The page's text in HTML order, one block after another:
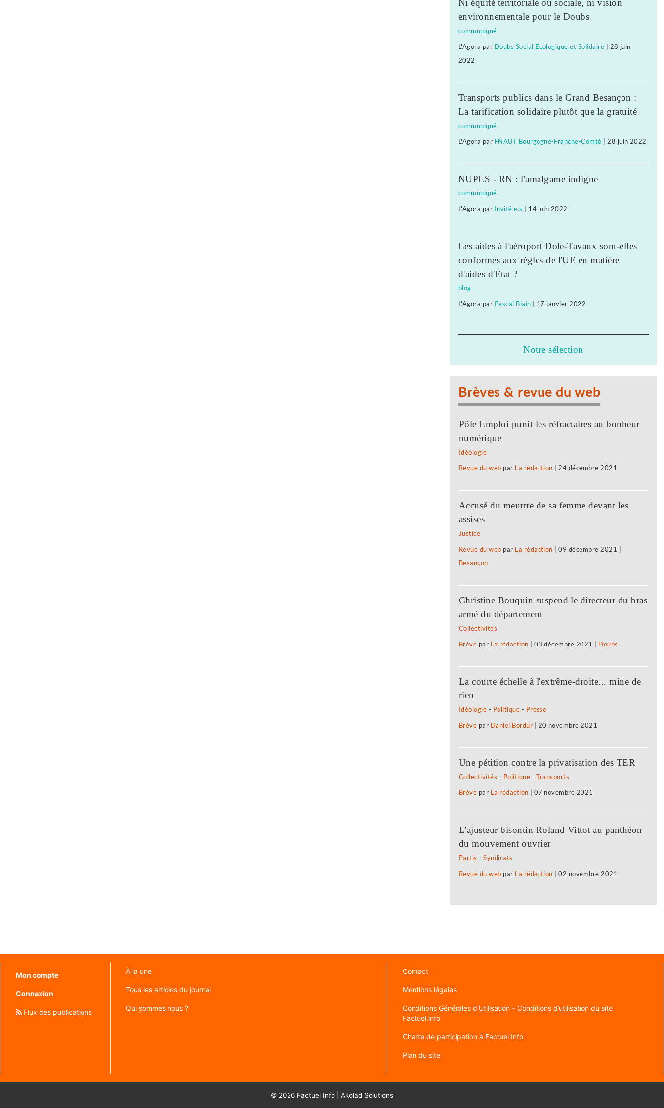
Ni équité territoriale ou sociale, ni vision
environnementale pour le Doubs
communiqué
L'Agora par Doubs Social Ecologique et Solidaire
28 juin
2022
Transports publics dans le Grand Besançon :
La tarification solidaire plutôt que la gratuité
communiqué
L'Agora par FNAUT Bourgogne-Franche-Comté 28 juin 2022
NUPES - RN : l'amalgame indigne
communiqué
L'Agora par Invité.e.s 14 juin 2022
Les aides à l'aéroport Dole-Tavaux sont-elles
conformes aux règles de l'UE en matière
d'aides d'État ?
blog
L'Agora par Pascal Blain 17 janvier 2022
Notre sélection
Brèves & revue du web
Pôle Emploi punit les réfractaires au bonheur
numérique
Idéologie
Revue du web par La rédaction 24 décembre 2021
Accusé du meurtre de sa femme devant les
assises
Justice
Revue du web par La rédaction |09 décembre 2021
Besançon
Christine Bouquin suspend le directeur du bras
armé du département
Collectivités
Brève par La rédaction |03 décembre 2021 Doubs
La courte échelle à l'extrême-droite... mine de
rien
Idéologie - Politique - Presse
Brève par Daniel Bordür 20 novembre 2021
Une pétition contre la privatisation des TER
Collectivités - Politique -Transports
Brève par La rédaction |07 novembre 2021
L'ajusteur bisontin Roland Vittot au panthéon
du mouvement ouvrier
Partis -Syndicats
Revue du web par La rédaction |02 novembre 2021
Mon compte
Connexion
Flux des publications
À la une
Tous les articles du journal
Qui sommes nous ?
Contact
Mentions légales
Conditions Générales d’Utilisation – Conditions d’utilisation du site
Factuel.info
Charte de participation à Factuel Info
Plan du site
© 2026 Factuel Info Akolad Solutions